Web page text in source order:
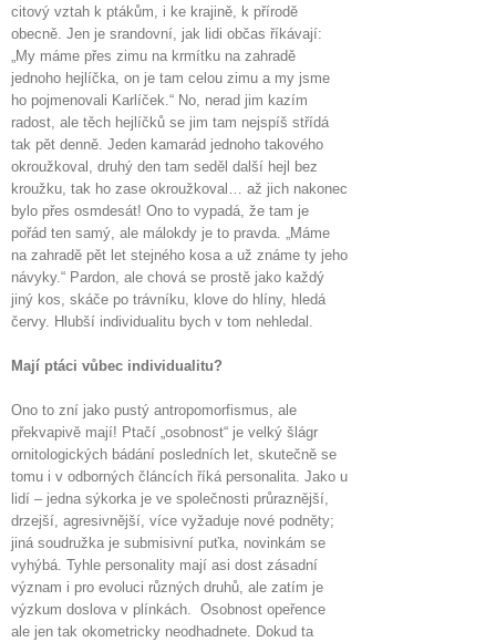
citový vztah k ptákům, i ke krajině, k přírodě
obecně. Jen je srandovní, jak lidi občas říkávají:
„My máme přes zimu na krmítku na zahradě
jednoho hejlíčka, on je tam celou zimu a my jsme
ho pojmenovali Karlíček.“ No, nerad jim kazím
radost, ale těch hejlíčků se jim tam nejspíš střídá
tak pět denně. Jeden kamarád jednoho takového
okroužkoval, druhý den tam seděl další hejl bez
kroužku, tak ho zase okroužkoval… až jich nakonec
bylo přes osmdesát! Ono to vypadá, že tam je
pořád ten samý, ale málokdy je to pravda. „Máme
na zahradě pět let stejného kosa a už známe ty jeho
návyky.“ Pardon, ale chová se prostě jako každý
jiný kos, skáče po trávníku, klove do hlíny, hledá
červy. Hlubší individualitu bych v tom nehledal.
Mají ptáci vůbec individualitu?
Ono to zní jako pustý antropomorfismus, ale
překvapivě mají! Ptačí „osobnost“ je velký šlágr
ornitologických bádání posledních let, skutečně se
tomu i v odborných článcích říká personalita. Jako u
lidí – jedna sýkorka je ve společnosti průraznější,
drzejší, agresivnější, více vyžaduje nové podněty;
jiná soudružka je submisivní puťka, novinkám se
vyhýbá. Tyhle personality mají asi dost zásadní
význam i pro evoluci různých druhů, ale zatím je
výzkum doslova v plínkách. Osobnost opeřence
ale jen tak okometricky neodhadnete. Dokud ta